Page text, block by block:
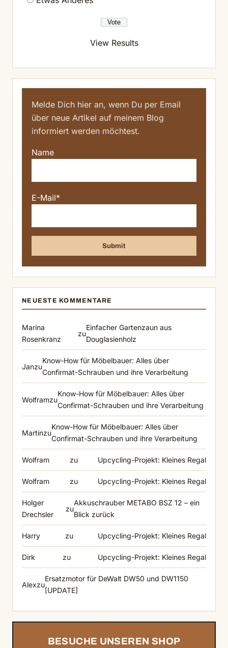
View Results
Melde Dich hier an, wenn Du per Email
über neue Artikel auf meinem Blog
informiert werden möchtest.
Name
E-Mail*
NEUESTE KOMMENTARE
Marina
Rosenkranz
zu
Einfacher Gartenzaun aus
Douglasienholz
Janzu
Know-How für Möbelbauer: Alles über
Confirmat-Schrauben und ihre Verarbeitung
Wolframzu
Know-How für Möbelbauer: Alles über
Confirmat-Schrauben und ihre Verarbeitung
Martinzu
Know-How für Möbelbauer: Alles über
Confirmat-Schrauben und ihre Verarbeitung
Wolfram zu Upcycling-Projekt: Kleines Regal
Wolfram zu Upcycling-Projekt: Kleines Regal
Holger
Drechsler
zu
Akkuschrauber METABO BSZ 12 – ein
Blick zurück
Harry zu Upcycling-Projekt: Kleines Regal
Dirk zu Upcycling-Projekt: Kleines Regal
Alexzu
Ersatzmotor für DeWalt DW50 und DW1150
[UPDATE]
BESUCHE UNSEREN SHOP